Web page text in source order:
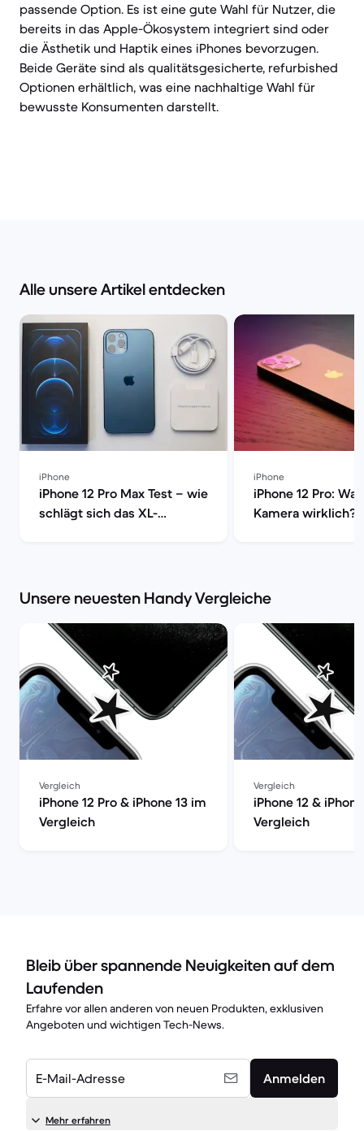
passende Option. Es ist eine gute Wahl für Nutzer, die
bereits in das Apple-Ökosystem integriert sind oder
die Ästhetik und Haptik eines iPhones bevorzugen.
Beide Geräte sind als qualitätsgesicherte, refurbished
Optionen erhältlich, was eine nachhaltige Wahl für
bewusste Konsumenten darstellt.
Alle unsere Artikel entdecken
iPhone
iPhone 12 Pro Max Test – wie
schlägt sich das XL-
iPhone
iPhone 12 Pro:
Kamera wirklich?
Unsere neuesten Handy Vergleiche
Vergleich
iPhone 12 Pro & iPhone 13 im
Vergleich
Vergleich
iPhone 12 &
Vergleich
Bleib über spannende Neuigkeiten auf dem
Laufenden
Erfahre vor allen anderen von neuen Produkten, exklusiven
Angeboten und wichtigen Tech-News.
E-Mail-Adresse Anmelden
Mehr erfahren